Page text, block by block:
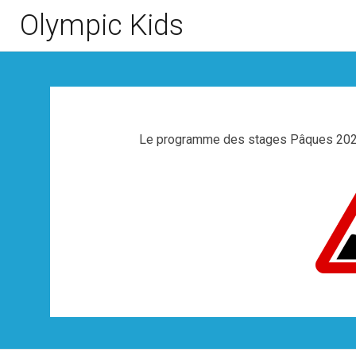
Olympic Kids
Le programme des stages Pâques